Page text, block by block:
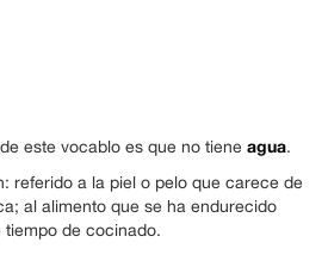
este vocablo es que no tiene agua.
referido a la piel o pelo que carece de
al alimento que se ha endurecido
tiempo de cocinado.